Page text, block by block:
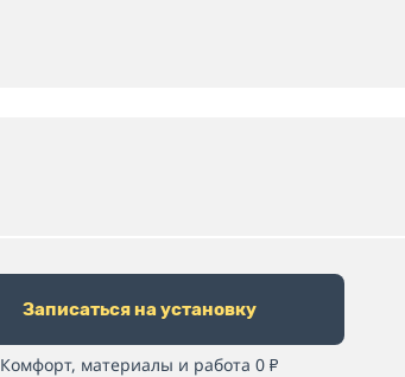
Записаться на установку
Комфорт, материалы и работа 0 ₽